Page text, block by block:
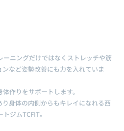
ニングだけではなくストレッチや筋
など姿勢改善にも力を入れていま
作りをサポートします。
身体の内側からもキレイになれる西
ジムTCFIT。